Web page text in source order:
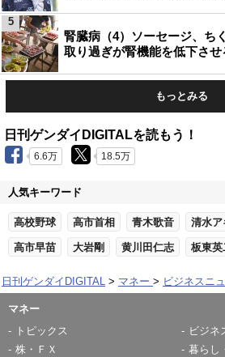
腎臓病（4）ソーセージ、ち
取り過ぎが腎機能を低下させ
5
もっとみる
日刊ゲンダイDIGITALを読もう！
6.6万 18.5万
人気キーワード
高校野球 高市首相 青木歌音 清水ア
高市早苗 大岩剛 黄川田仁志 板東英
日刊ゲンダイDIGITAL マネー ビジネスニ
マネー
トピックス
ビジネ
株・ＦＸ
暮らし